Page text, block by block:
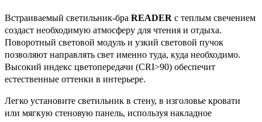
Встраиваемый светильник-бра READER с теплым свечением
создаст необходимую атмосферу для чтения и отдыха.
Поворотный световой модуль и узкий световой пучок
позволяют направлять свет именно туда, куда необходимо.
Высокий индекс цветопередачи (CRI>90) обеспечит
естественные оттенки в интерьере.
Легко установите светильник в стену, в изголовье кровати
или мягкую стеновую панель, используя накладное